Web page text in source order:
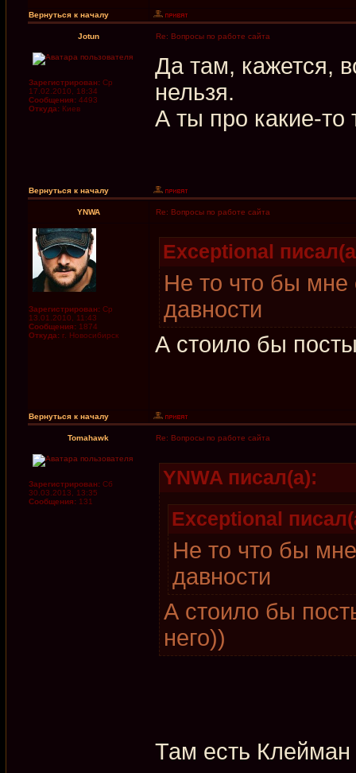
Вернуться к началу
Jotun Re: Вопросы по работе сайта
Зарегистрирован: Ср
17.02.2010, 18:34
Сообщения: 4493
Откуда: Киев
Да там, кажется,
нельзя.
А ты про какие-то
Вернуться к началу
YNWA Re: Вопросы по работе сайта
Зарегистрирован: Ср
13.01.2010, 11:43
Сообщения: 1874
Откуда: г. Новосибирск
Exceptional
Не то что бы мне
давности
А стоило бы
Вернуться к началу
Tomahawk Re: Вопросы по работе сайта
Зарегистрирован: Сб
30.03.2013, 13:35
Сообщения: 131
YNWA писал(а):
Exceptional
Не то что бы
давности
А стоило бы
него))
Там есть